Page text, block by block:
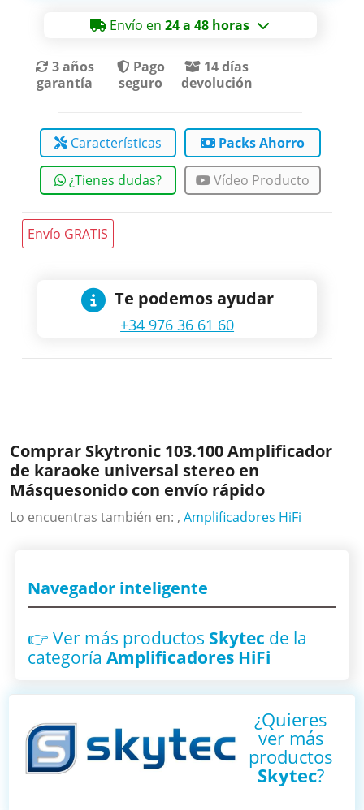
Envío GRATIS
Te podemos ayudar
+34 976 36 61 60
Envío en24 a 48 horas
3 años
garantía
Pago
seguro
14 días
devolución
Características Packs Ahorro
¿Tienes dudas? Vídeo Producto
Comprar Skytronic 103.100 Amplificador
de karaoke universal stereo en
Másquesonido con envío rápido
Lo encuentras también en: ,Amplificadores HiFi
Navegador inteligente
👉 Ver más productos Skytec de la
categoría Amplificadores HiFi
¿Quieres
ver más
productos
Skytec?